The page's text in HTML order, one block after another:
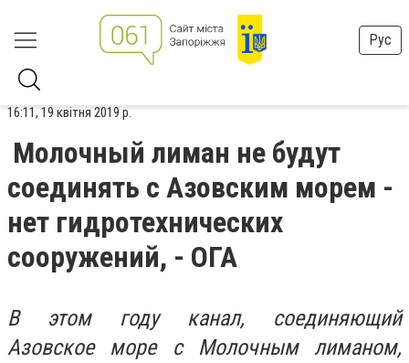
Рус
16:11, 19 квітня 2019 р.
Молочный лиман не будут
соединять с Азовским морем -
нет гидротехнических
сооружений, - ОГА
В этом году канал, соединяющий
Азовское море с Молочным лиманом,